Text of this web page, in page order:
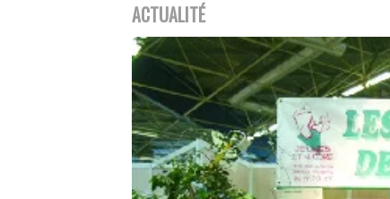
ACTUALITÉ